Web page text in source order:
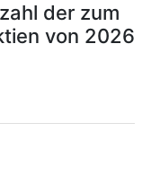
der zum
von 2026